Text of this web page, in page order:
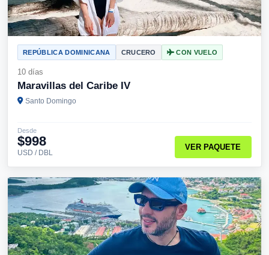
REPÚBLICA DOMINICANA CRUCERO CON VUELO
10 días
Maravillas del Caribe IV
Santo Domingo
Desde
$998
USD / DBL
VER PAQUETE